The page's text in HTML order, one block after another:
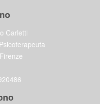
Carletti